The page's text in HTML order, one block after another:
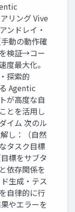
リング Vive
ンドレイ・
動の動作確
検証→コー
度最大化。
探索的
Agentic
が高度な自
とを活用し
イム 次のル
し：（自然
タスク目標
標をサブタ
依存関係を
生成・テス
自律的に行
やエラーを